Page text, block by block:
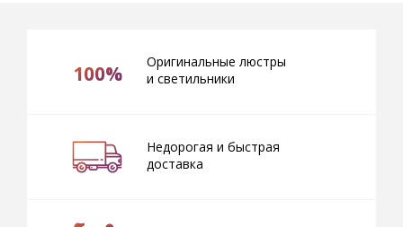
100%
Оригинальные люстры
и светильники
Недорогая и быстрая
доставка